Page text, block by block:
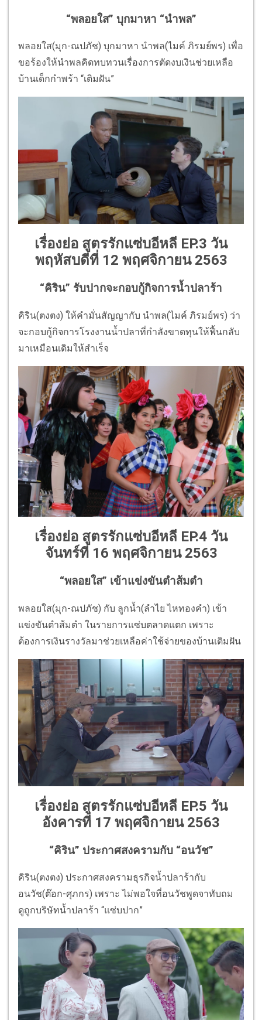
“พลอยใส” บุกมาหา “นำพล”
พลอยใส(มุก-ณปภัช) บุกมาหา นำพล(ไมค์ ภิรมย์พร) เพื่อ
ขอร้องให้นำพลคิดทบทวนเรื่องการตัดงบเงินช่วยเหลือ
บ้านเด็กกำพร้า “เติมฝัน”
เรื่องย่อ สูตรรักแซ่บอีหลี EP.3 วัน
พฤหัสบดีที่ 12 พฤศจิกายน 2563
“คิริน” รับปากจะกอบกู้กิจการน้ำปลาร้า
คิริน(ตงตง) ให้คำมั่นสัญญากับ นำพล(ไมค์ ภิรมย์พร) ว่า
จะกอบกู้กิจการโรงงานน้ำปลาที่กำลังขาดทุนให้ฟื้นกลับ
มาเหมือนเดิมให้สำเร็จ
เรื่องย่อ สูตรรักแซ่บอีหลี EP.4 วัน
จันทร์ที่ 16 พฤศจิกายน 2563
“พลอยใส” เข้าแข่งขันตำส้มตำ
พลอยใส(มุก-ณปภัช) กับ ลูกน้ำ(ลำไย ไหทองคำ) เข้า
แข่งขันตำส้มตำ ในรายการแซ่บตลาดแตก เพราะ
ต้องการเงินรางวัลมาช่วยเหลือค่าใช้จ่ายของบ้านเติมฝัน
เรื่องย่อ สูตรรักแซ่บอีหลี EP.5 วัน
อังคารที่ 17 พฤศจิกายน 2563
“คิริน” ประกาศสงครามกับ “อนวัช”
คิริน(ตงตง) ประกาศสงครามธุรกิจน้ำปลาร้ากับ
อนวัช(ต๊อก-ศุภกร) เพราะ ไม่พอใจที่อนวัชพูดจาทับถม
ดูถูกบริษัทน้ำปลาร้า “แซ่บปาก”